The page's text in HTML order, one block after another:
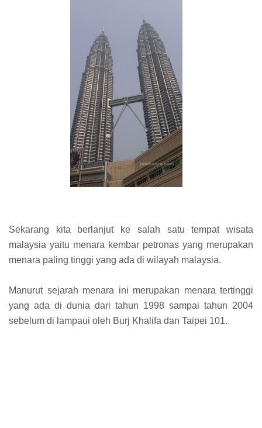
Sekarang kita berlanjut ke salah satu tempat wisata
malaysia yaitu menara kembar petronas yang merupakan
menara paling tinggi yang ada di wilayah malaysia.
Manurut sejarah menara ini merupakan menara tertinggi
yang ada di dunia dari tahun 1998 sampai tahun 2004
sebelum di lampaui oleh Burj Khalifa dan Taipei 101.